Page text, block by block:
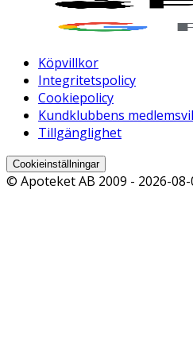
Köpvillkor
Integritetspolicy
Cookiepolicy
Kundklubbens
Tillgänglighet
Cookieinställningar
© Apoteket AB 2009 - 2026-08-